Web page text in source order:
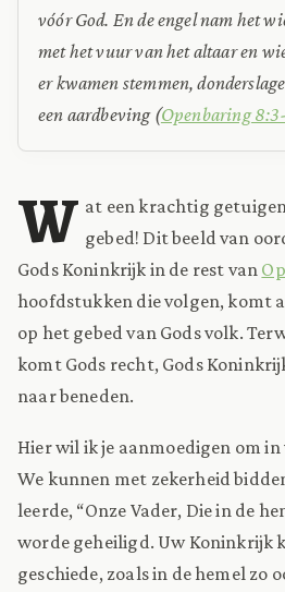
vóór God. En de engel nam het
met het vuur van het altaar en
er kwamen stemmen,
een aardbeving (Openbaring
W at een krachtig
gebed! Dit beeld van
Gods Koninkrijk in de rest van
hoofdstukken die volgen, komt
op het gebed van Gods volk.
komt Gods recht, Gods
naar beneden.
Hier wil ik je aanmoedigen om
We kunnen met zekerheid
leerde, “Onze Vader, Die in de
worde geheiligd. Uw Koninkrijk
geschiede, zoals in de hemel zo